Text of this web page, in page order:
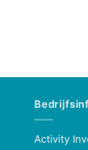
Activity